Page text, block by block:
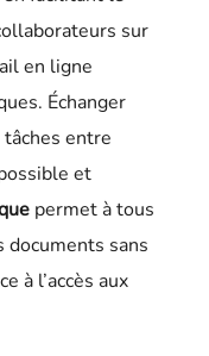
sur
en ligne
Échanger
entre
et
permet à tous
documents sans
à l’accès aux